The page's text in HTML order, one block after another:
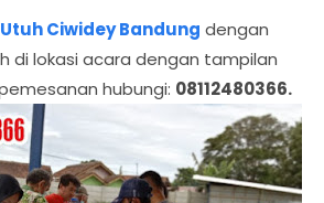
Ciwidey Bandung dengan
di lokasi acara dengan tampilan
hubungi: 08112480366.